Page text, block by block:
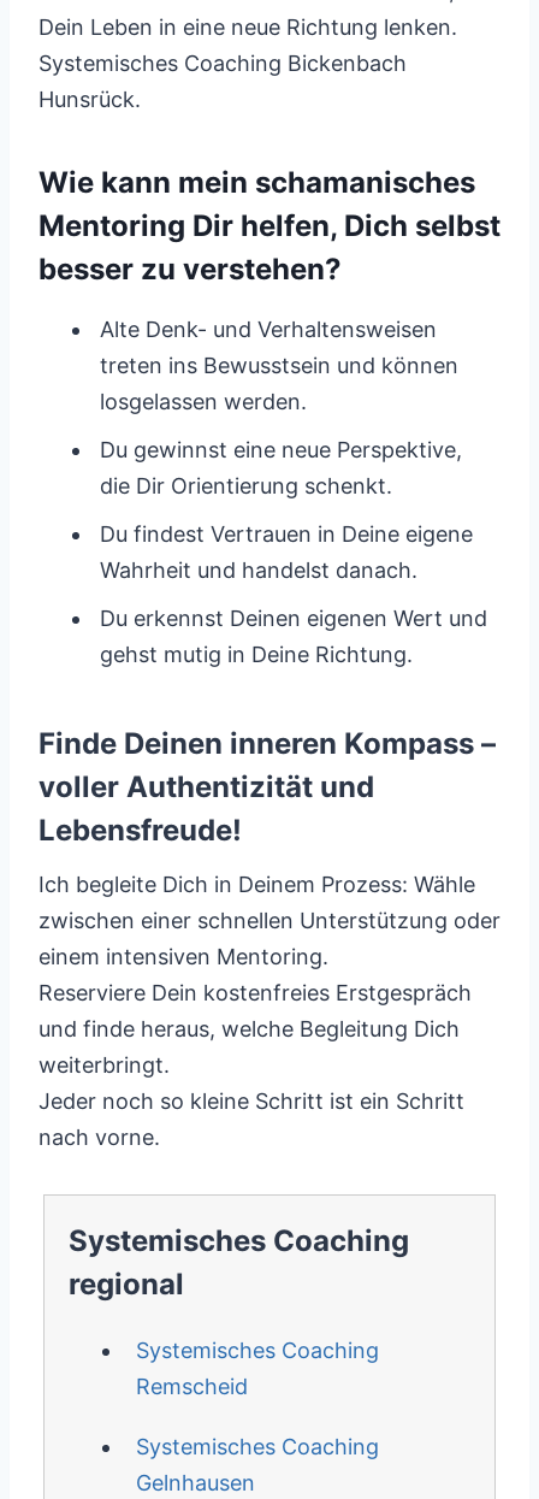
Dein Leben in eine neue Richtung lenken.
Systemisches Coaching Bickenbach
Hunsrück.
Wie kann mein schamanisches
Mentoring Dir helfen, Dich selbst
besser zu verstehen?
Alte Denk- und Verhaltensweisen
treten ins Bewusstsein und können
losgelassen werden.
Du gewinnst eine neue Perspektive,
die Dir Orientierung schenkt.
Du findest Vertrauen in Deine eigene
Wahrheit und handelst danach.
Du erkennst Deinen eigenen Wert und
gehst mutig in Deine Richtung.
Finde Deinen inneren Kompass –
voller Authentizität und
Lebensfreude!
Ich begleite Dich in Deinem Prozess: Wähle
zwischen einer schnellen Unterstützung oder
einem intensiven Mentoring.
Reserviere Dein kostenfreies Erstgespräch
und finde heraus, welche Begleitung Dich
weiterbringt.
Jeder noch so kleine Schritt ist ein Schritt
nach vorne.
Systemisches Coaching
regional
Systemisches Coaching
Remscheid
Systemisches Coaching
Gelnhausen